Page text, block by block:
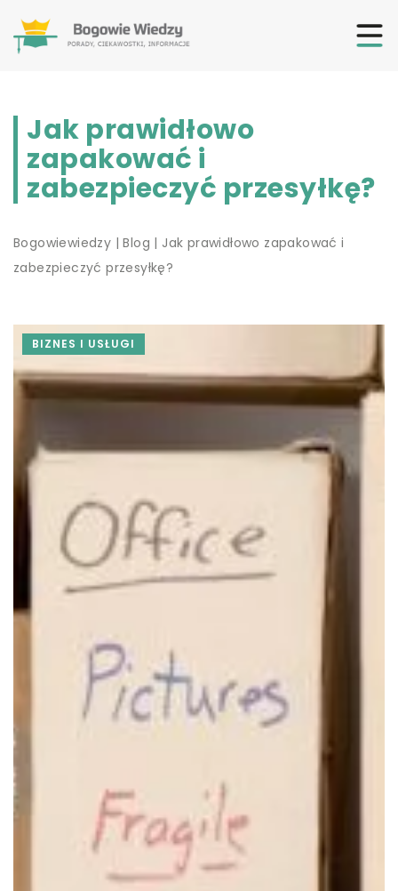
Jak prawidłowo
zapakować i
zabezpieczyć przesyłkę?
Bogowiewiedzy |Blog | Jak prawidłowo zapakować i
zabezpieczyć przesyłkę?
BIZNES I USŁUGI